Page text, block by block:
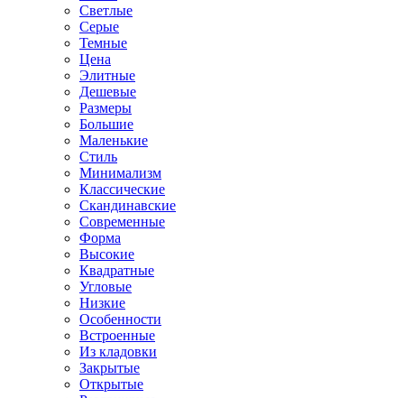
Светлые
Серые
Темные
Цена
Элитные
Дешевые
Размеры
Большие
Маленькие
Стиль
Минимализм
Классические
Скандинавские
Современные
Форма
Высокие
Квадратные
Угловые
Низкие
Особенности
Встроенные
Из кладовки
Закрытые
Открытые